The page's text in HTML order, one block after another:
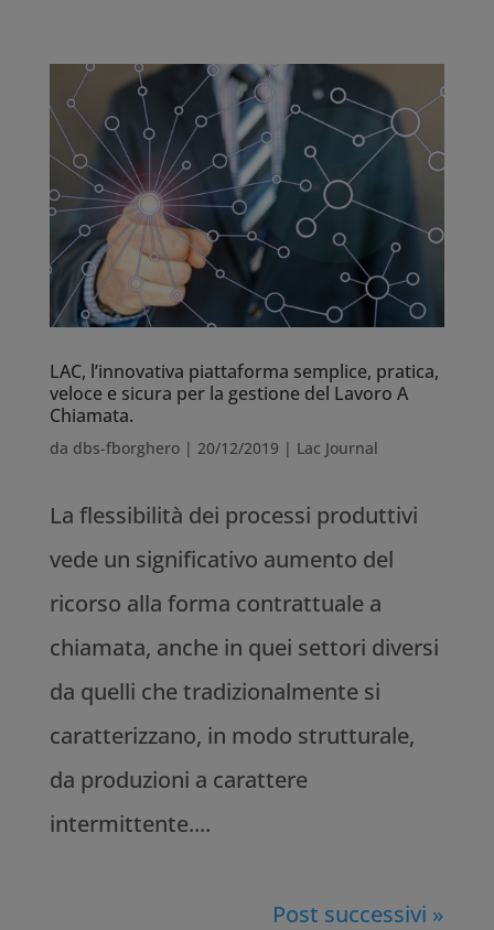
LAC, l’innovativa piattaforma semplice, pratica,
veloce e sicura per la gestione del Lavoro A
Chiamata.
da dbs-fborghero| 20/12/2019 | Lac Journal
La flessibilità dei processi produttivi
vede un significativo aumento del
ricorso alla forma contrattuale a
chiamata, anche in quei settori diversi
da quelli che tradizionalmente si
caratterizzano, in modo strutturale,
da produzioni a carattere
intermittente....
Post successivi »